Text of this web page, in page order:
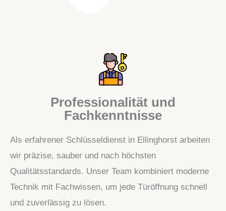
Professionalität und
Fachkenntnisse
Als erfahrener Schlüsseldienst in Ellinghorst arbeiten
wir präzise, sauber und nach höchsten
Qualitätsstandards. Unser Team kombiniert moderne
Technik mit Fachwissen, um jede Türöffnung schnell
und zuverlässig zu lösen.